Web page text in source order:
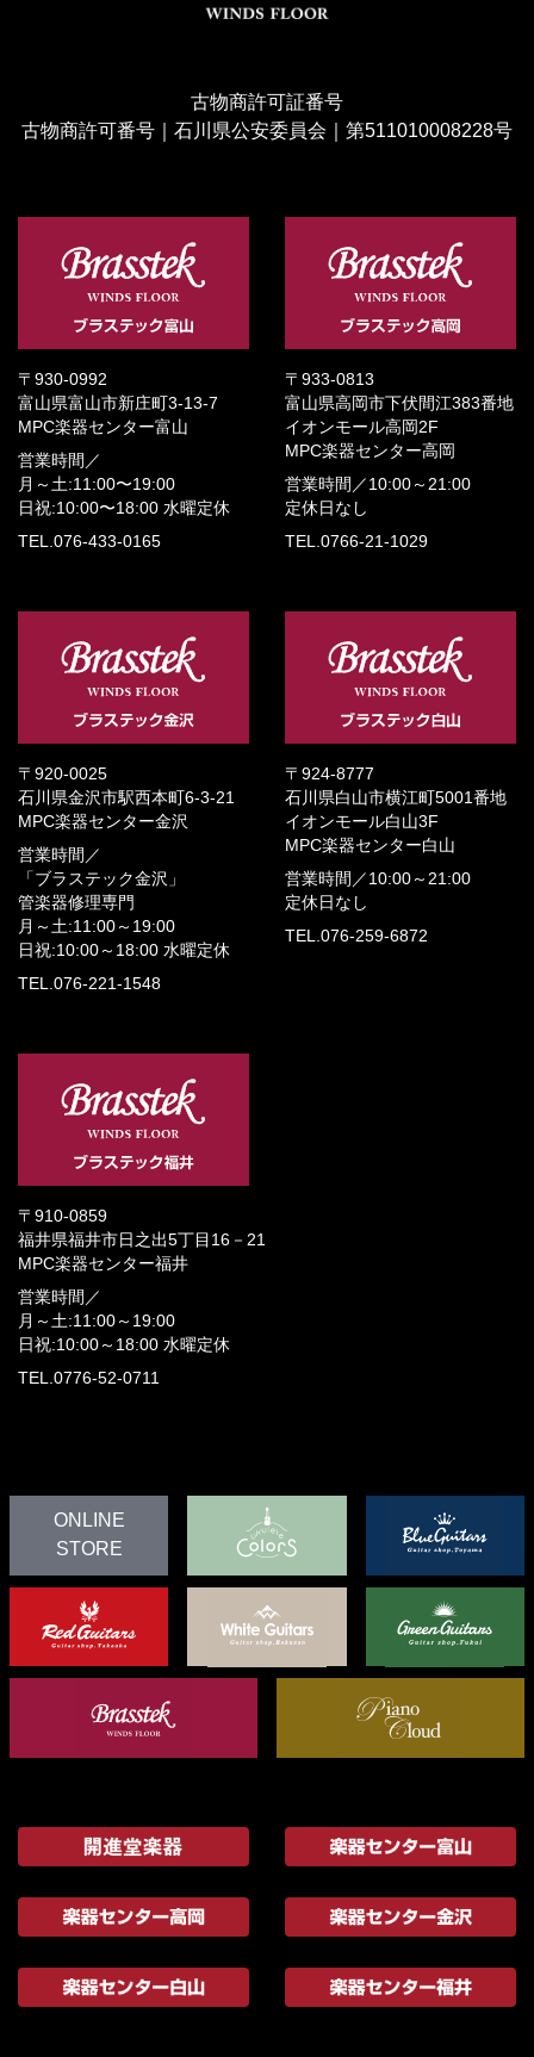
古物商許可証番号
古物商許可番号｜石川県公安委員会｜第511010008228号
〒930-0992
富山県富山市新庄町3-13-7
MPC楽器センター富山
営業時間／
月～土:11:00〜19:00
日祝:10:00〜18:00 水曜定休
TEL.076-433-0165
〒933-0813
富山県高岡市下伏間江383番地
イオンモール高岡2F
MPC楽器センター高岡
営業時間／ 10:00～21:00
定休日なし
TEL.0766-21-1029
〒920-0025
石川県金沢市駅西本町6-3-21
MPC楽器センター金沢
営業時間／
「ブラステック金沢」
管楽器修理専門
月～土:11:00～19:00
日祝:10:00～18:00 水曜定休
TEL.076-221-1548
〒924-8777
石川県白山市横江町5001番地
イオンモール白山3F
MPC楽器センター白山
営業時間／ 10:00～21:00
定休日なし
TEL.076-259-6872
〒910-0859
福井県福井市日之出5丁目16－21
MPC楽器センター福井
営業時間／
月～土:11:00～19:00
日祝:10:00～18:00 水曜定休
TEL.0776-52-0711
ONLINE
STORE